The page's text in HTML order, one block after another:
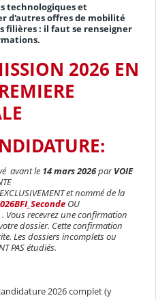
technologiques et
d'autres offres de mobilité
: il faut se renseigner
2026 EN
avant le 14 mars 2026parVOIE
et nommé de la
OU
. Vous recevrez une confirmation
dossier. Cette confirmation
Les dossiers incomplets ou
PAS étudiés.
2026 complet (y